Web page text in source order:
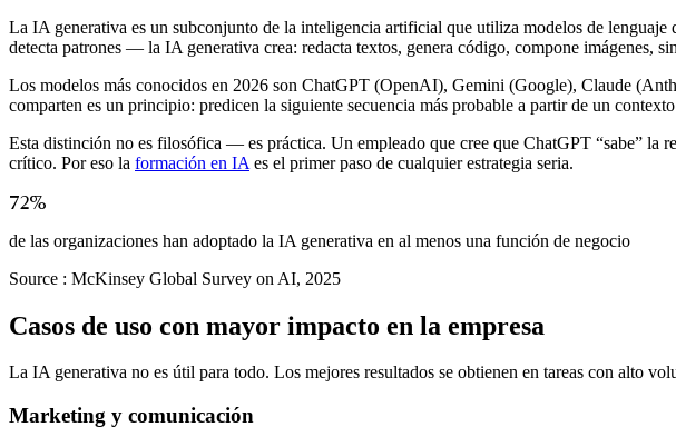
La IA generativa es un subconjunto de la inteligencia artificial que utiliza modelos de
detecta patrones — la IA generativa crea: redacta textos, genera código, compone imágenes,
Los modelos más conocidos en 2026 son ChatGPT (OpenAI), Gemini (Google), Claude
comparten es un principio: predicen la siguiente secuencia más probable a partir de un
Esta distinción no es filosófica — es práctica. Un empleado que cree que ChatGPT “sabe” la
crítico. Por eso la formación en IA es el primer paso de cualquier estrategia seria.
72%
de las organizaciones han adoptado la IA generativa en al menos una función de negocio
Source : McKinsey Global Survey on AI, 2025
Casos de uso con mayor impacto en la empresa
La IA generativa no es útil para todo. Los mejores resultados se obtienen en tareas con alto
Marketing y comunicación